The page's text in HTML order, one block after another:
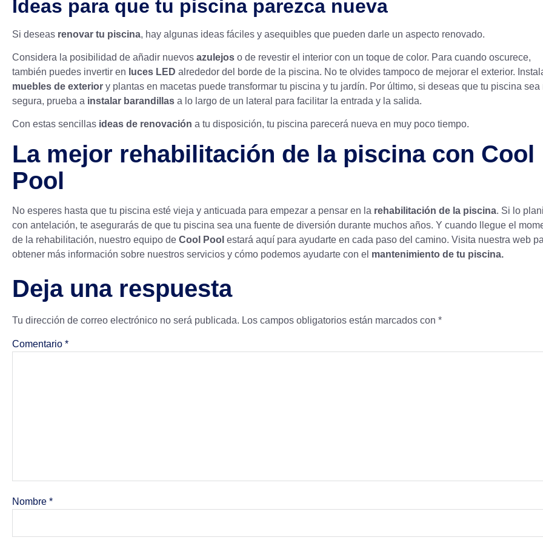
Ideas para que tu piscina parezca nueva
Si deseas renovar tu piscina, hay algunas ideas fáciles y asequibles que pueden darle un aspecto renovado.
Considera la posibilidad de añadir nuevos azulejos o de revestir el interior con un toque de color. Para cuando oscurece,
también puedes invertir en luces LED alrededor del borde de la piscina. No te olvides tampoco de mejorar el exterior.
muebles de exterior y plantas en macetas puede transformar tu piscina y tu jardín. Por último, si deseas que tu piscina sea
segura, prueba a instalar barandillas a lo largo de un lateral para facilitar la entrada y la salida.
Con estas sencillas ideas de renovación a tu disposición, tu piscina parecerá nueva en muy poco tiempo.
La mejor rehabilitación de la piscina con Cool
Pool
No esperes hasta que tu piscina esté vieja y anticuada para empezar a pensar en la rehabilitación de la piscina. Si lo
con antelación, te asegurarás de que tu piscina sea una fuente de diversión durante muchos años. Y cuando llegue el
de la rehabilitación, nuestro equipo de Cool Pool estará aquí para ayudarte en cada paso del camino. Visita nuestra web
obtener más información sobre nuestros servicios y cómo podemos ayudarte con el mantenimiento de tu piscina.
Deja una respuesta
Tu dirección de correo electrónico no será publicada. Los campos obligatorios están marcados con *
Comentario *
Nombre *